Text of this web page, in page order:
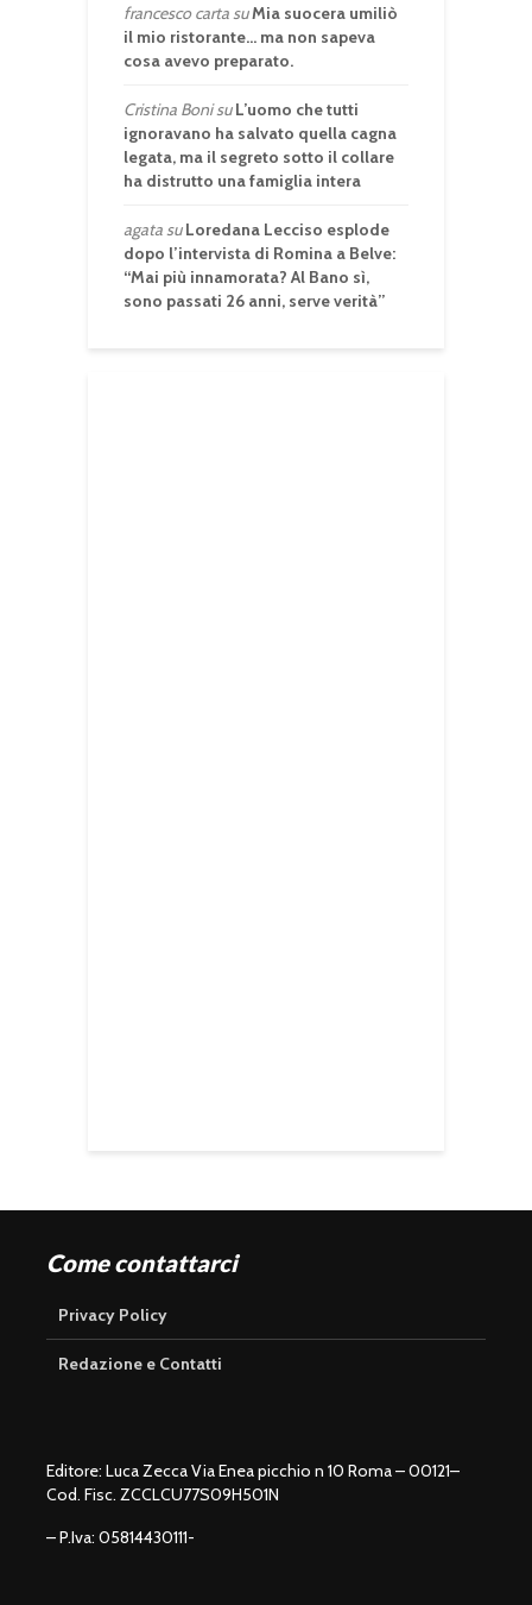
francesco cartasuMia suocera umiliò
il mio ristorante… ma non sapeva
cosa avevo preparato.
Cristina BonisuL’uomo che tutti
ignoravano ha salvato quella cagna
legata, ma il segreto sotto il collare
ha distrutto una famiglia intera
agatasuLoredana Lecciso esplode
dopo l’intervista di Romina a Belve:
“Mai più innamorata? Al Bano sì,
sono passati 26 anni, serve verità”
Come contattarci
Privacy Policy
Redazione e Contatti
Editore: Luca Zecca Via Enea picchio n 10 Roma – 00121–
Cod. Fisc. ZCCLCU77S09H501N
– P.Iva: 05814430111-